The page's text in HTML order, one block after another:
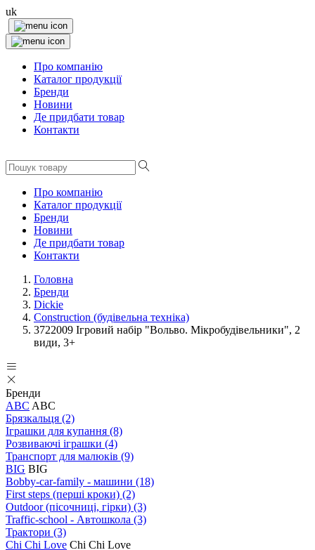
uk
Про компанію
Каталог продукції
Бренди
Новини
Де придбати товар
Контакти
Про компанію
Каталог продукції
Бренди
Новини
Де придбати товар
Контакти
Головна
Бренди
Dickie
Construction (будівельна техніка)
3722009 Ігровий набір "Вольво. Мікробудівельники", 2
види, 3+
Бренди
ABC ABC
Брязкальця (2)
Іграшки для купання (8)
Розвиваючі іграшки (4)
Транспорт для малюків (9)
BIG BIG
Bobby-car-family - машини (18)
First steps (перші кроки) (2)
Outdoor (пісочниці, гірки) (3)
Traffic-school - Автошкола (3)
Трактори (3)
Chi Chi Love Chi Chi Love